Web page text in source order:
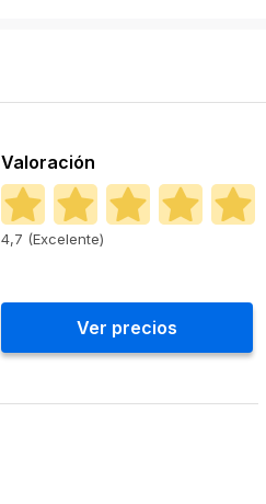
Valoración
4,7 (Excelente)
Ver precios